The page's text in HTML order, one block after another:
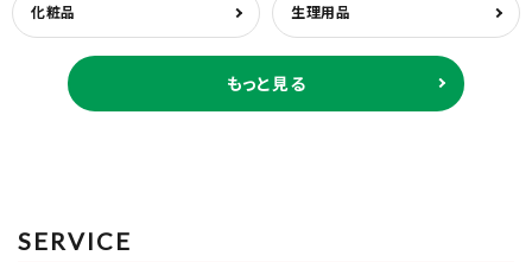
化粧品 生理用品
もっと見る
SERVICE